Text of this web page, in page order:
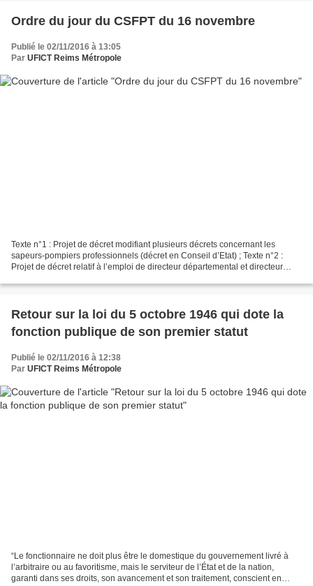
Ordre du jour du CSFPT du 16 novembre
Publié le 02/11/2016 à 13:05
Par UFICT Reims Métropole
Texte n°1 : Projet de décret modifiant plusieurs décrets concernant les
sapeurs-pompiers professionnels (décret en Conseil d’Etat) ; Texte n°2 :
Projet de décret relatif à l’emploi de directeur départemental et directeur
Retour sur la loi du 5 octobre 1946 qui dote la
fonction publique de son premier statut
Publié le 02/11/2016 à 12:38
Par UFICT Reims Métropole
“Le fonctionnaire ne doit plus être le domestique du gouvernement livré à
l’arbitraire ou au favoritisme, mais le serviteur de l’État et de la nation,
garanti dans ses droits, son avancement et son traitement, conscient en